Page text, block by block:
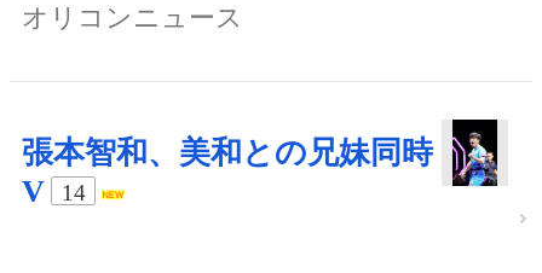
オリコンニュース
張本智和、美和との兄妹同時
V
14